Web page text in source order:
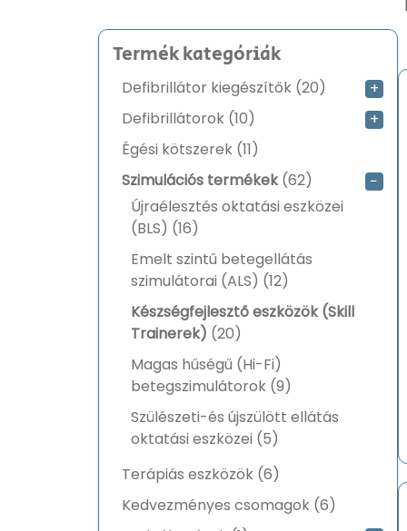
Termék kategóriák
Defibrillátor kiegészítők 2020
termék
+
Defibrillátorok 1010
termék
+
Égési kötszerek 1111
termék
Szimulációs termékek 6262
termék
Újraélesztés oktatási eszközei
(BLS) 1616
termék
Emelt szintű betegellátás
szimulátorai (ALS) 1212
termék
Készségfejlesztő eszközök (Skill
Trainerek) 2020
termék
Magas hűségű (Hi-Fi)
betegszimulátorok 99
termék
Szülészeti-és újszülött ellátás
oktatási eszközei 55
−
Terápiás eszközök 66
termék
Kedvezményes csomagok 66
termék